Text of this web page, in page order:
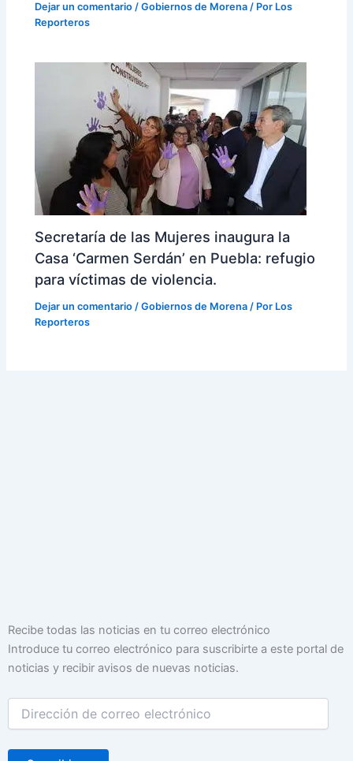
Dejar un comentario /Gobiernos de Morena / Por Los
Reporteros
Secretaría de las Mujeres inaugura la
Casa ‘Carmen Serdán’ en Puebla: refugio
para víctimas de violencia.
Dejar un comentario /Gobiernos de Morena / Por Los
Reporteros
Recibe todas las noticias en tu correo electrónico
Introduce tu correo electrónico para suscribirte a este portal de
noticias y recibir avisos de nuevas noticias.
Dirección
de
electrónico